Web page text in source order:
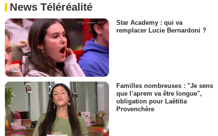
News Téléréalité
Star Academy : qui va
remplacer Lucie Bernardoni ?
Familles nombreuses : "Je sens
que l’aprem va être longue",
obligation pour Laëtitia
Provenchère